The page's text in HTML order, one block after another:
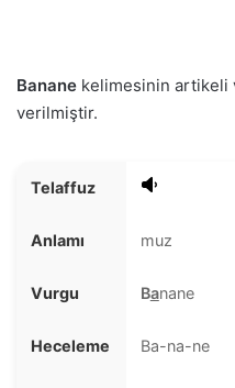
Banane kelimesinin artikeli
verilmiştir.
Telaffuz
Anlamı muz
Vurgu Banane
Heceleme Ba-na-ne